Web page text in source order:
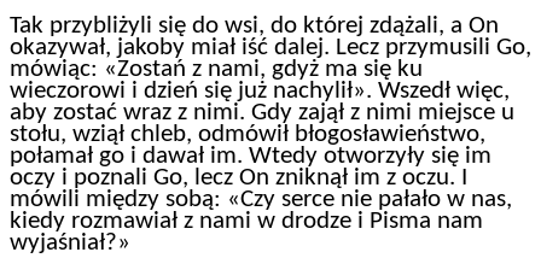
Tak przybliżyli się do wsi, do której zdążali, a On
okazywał, jakoby miał iść dalej. Lecz przymusili Go,
mówiąc: «Zostań z nami, gdyż ma się ku
wieczorowi i dzień się już nachylił». Wszedł więc,
aby zostać wraz z nimi. Gdy zajął z nimi miejsce u
stołu, wziął chleb, odmówił błogosławieństwo,
połamał go i dawał im. Wtedy otworzyły się im
oczy i poznali Go, lecz On zniknął im z oczu. I
mówili między sobą: «Czy serce nie pałało w nas,
kiedy rozmawiał z nami w drodze i Pisma nam
wyjaśniał?»